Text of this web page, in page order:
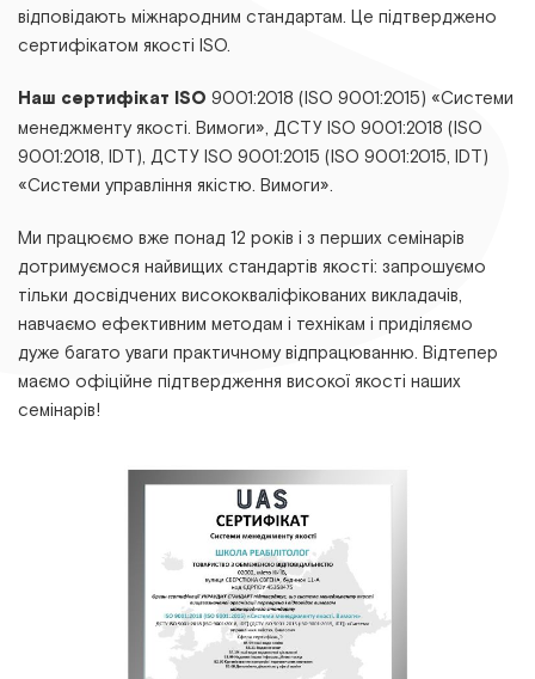
відповідають міжнародним стандартам. Це підтверджено
сертифікатом якості ISO.
Наш сертифікат ISO 9001:2018 (ISO 9001:2015) «Системи
менеджменту якості. Вимоги», ДСТУ ІSО 9001:2018 (ІSО
9001:2018, ІDТ), ДСТУ ІSО 9001:2015 (ІSО 9001:2015, ІDТ)
«Системи управління якістю. Вимоги».
Ми працюємо вже понад 12 років і з перших семінарів
дотримуємося найвищих стандартів якості: запрошуємо
тільки досвідчених висококваліфікованих викладачів,
навчаємо ефективним методам і технікам і приділяємо
дуже багато уваги практичному відпрацюванню. Відтепер
маємо офіційне підтвердження високої якості наших
семінарів!